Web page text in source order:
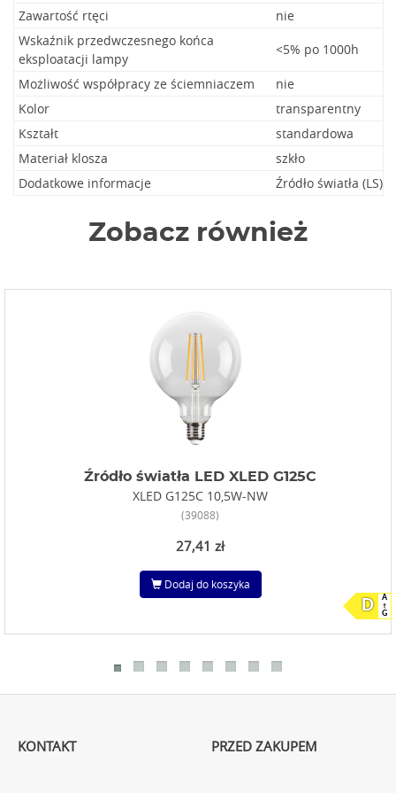
Zawartość rtęci
nie
Wskaźnik przedwczesnego końca
eksploatacji lampy
<5% po 1000h
Możliwość współpracy ze ściemniaczem
nie
Kolor
transparentny
Kształt
standardowa
Materiał klosza
szkło
Dodatkowe informacje
Źródło światła (LS)
Zobacz również
D
A
G
Źródło światła LED XLED G125C
XLED G125C 10,5W-NW
(39088)
27,41 zł
Dodaj do koszyka
KONTAKT PRZED ZAKUPEM